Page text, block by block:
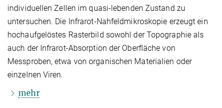
individuellen Zellen im quasi-lebenden Zustand zu
untersuchen. Die Infrarot-Nahfeldmikroskopie erzeugt ein
hochaufgelöstes Rasterbild sowohl der Topographie als
auch der Infrarot-Absorption der Oberfläche von
Messproben, etwa von organischen Materialien oder
einzelnen Viren.
mehr